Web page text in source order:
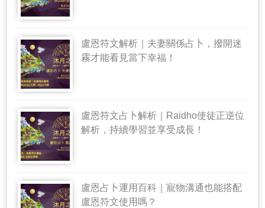
盧恩符文解析｜夫妻關係占卜，撥開迷
霧才能看見當下幸福！
盧恩符文占卜解析｜Raidho使徒正逆位
解析，持續學習並享受成長！
盧恩占卜運用百科｜寵物溝通也能搭配
盧恩符文使用嗎？